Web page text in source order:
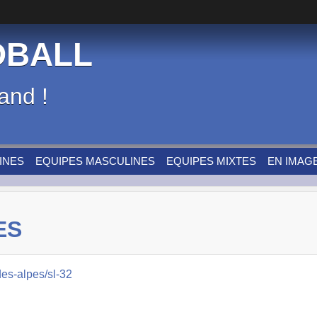
!
EQUIPES MASCULINES EQUIPES MIXTES EN
alpes/sl-32